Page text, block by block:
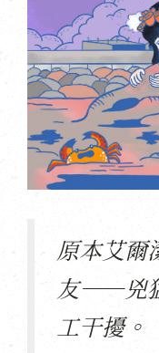
原本艾爾
友——兇
工干擾。